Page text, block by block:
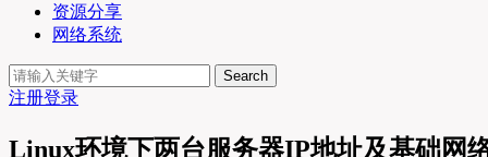
资源分享
网络系统
Search
注册登录
Linux环境下两台服务器IP地址及基础网